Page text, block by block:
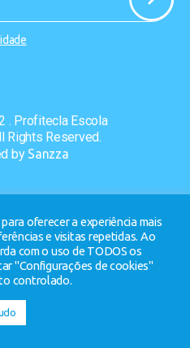
. Profitecla Escola
Rights Reserved.
by Sanzza
oferecer a experiência mais
e visitas repetidas. Ao
com o uso de TODOS os
"Configurações de cookies"
controlado.